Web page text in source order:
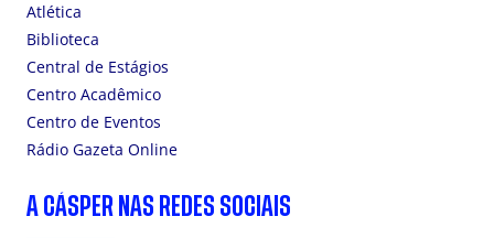
Atlética
Biblioteca
Central de Estágios
Centro Acadêmico
Centro de Eventos
Rádio Gazeta Online
A CÁSPER NAS REDES SOCIAIS